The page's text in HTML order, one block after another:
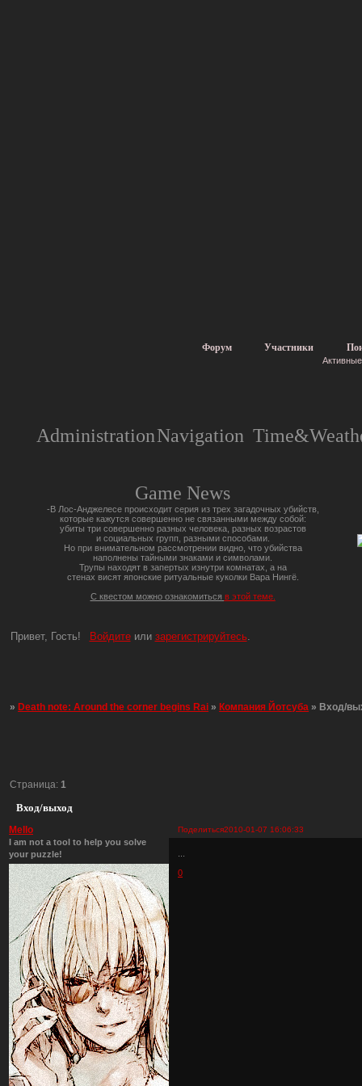
Форум Участники
AdministrationNavigation
Game News
-В Лос-Анджелесе происходит серия из трех загадочных убийств,
которые кажутся совершенно не связанными между собой:
убиты три совершенно разных человека, разных возрастов
и социальных групп, разными способами.
Но при внимательном рассмотрении видно, что убийства
наполнены тайными знаками и символами.
Трупы находят в запертых изнутри комнатах, а на
стенах висят японские ритуальные куколки Вара Нингё.
С квестом можно ознакомиться в этой теме.
Привет, Гость! Войдитеили зарегистрируйтесь.
»Death note: Around the corner begins Rai »Компания Йотсуба » Вход/
Вход/выход
Страница: 1
Поделиться2010-01-07 16:06:33
Mello
I am not a tool to help you solve
your puzzle!
0